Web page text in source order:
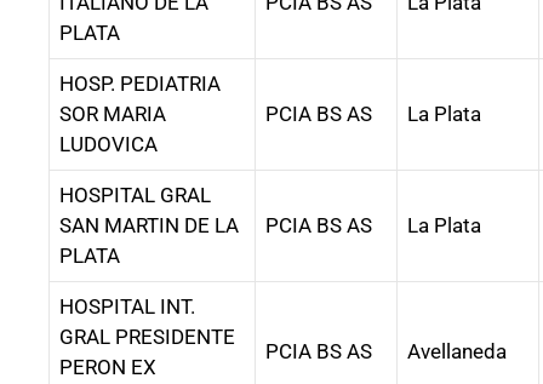
PLATA
HOSP. PEDIATRIA
SOR MARIA
LUDOVICA
PCIA BS AS La Plata
HOSPITAL GRAL
SAN MARTIN DE LA
PLATA
PCIA BS AS La Plata
HOSPITAL INT.
GRAL PRESIDENTE
PERON EX
PCIA BS AS Avellaneda